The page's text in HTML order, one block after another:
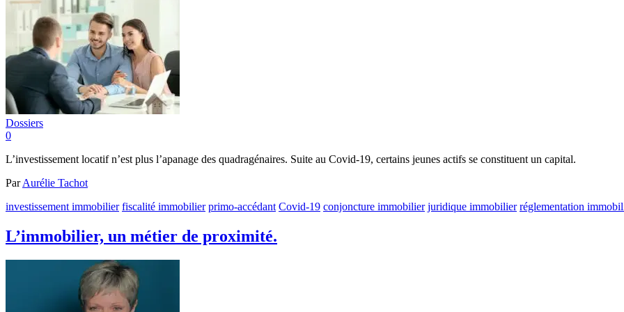
Dossiers
0
L’investissement locatif n’est plus l’apanage des quadragénaires. Suite au Covid-19, certains jeunes actifs se constituent un capital.
ParAurélie Tachot
investissement immobilier fiscalité immobilier primo-accédant Covid-19 conjoncture immobilier juridique immobilier réglementation
L’immobilier, un métier de proximité.